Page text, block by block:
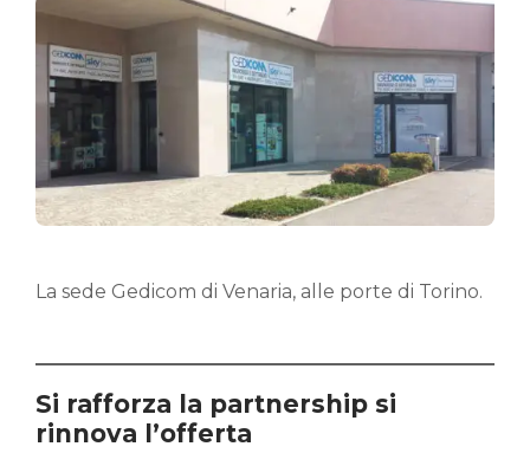
La sede Gedicom di Venaria, alle porte di Torino.
Si rafforza la partnership si
rinnova l’offerta